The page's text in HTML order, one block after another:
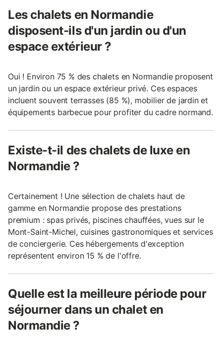
Les chalets en Normandie
disposent-ils d'un jardin ou d'un
espace extérieur ?
Oui ! Environ 75 % des chalets en Normandie proposent
un jardin ou un espace extérieur privé. Ces espaces
incluent souvent terrasses (85 %), mobilier de jardin et
équipements barbecue pour profiter du cadre normand.
Existe-t-il des chalets de luxe en
Normandie ?
Certainement ! Une sélection de chalets haut de
gamme en Normandie propose des prestations
premium : spas privés, piscines chauffées, vues sur le
Mont-Saint-Michel, cuisines gastronomiques et services
de conciergerie. Ces hébergements d'exception
représentent environ 15 % de l'offre.
Quelle est la meilleure période pour
séjourner dans un chalet en
Normandie ?